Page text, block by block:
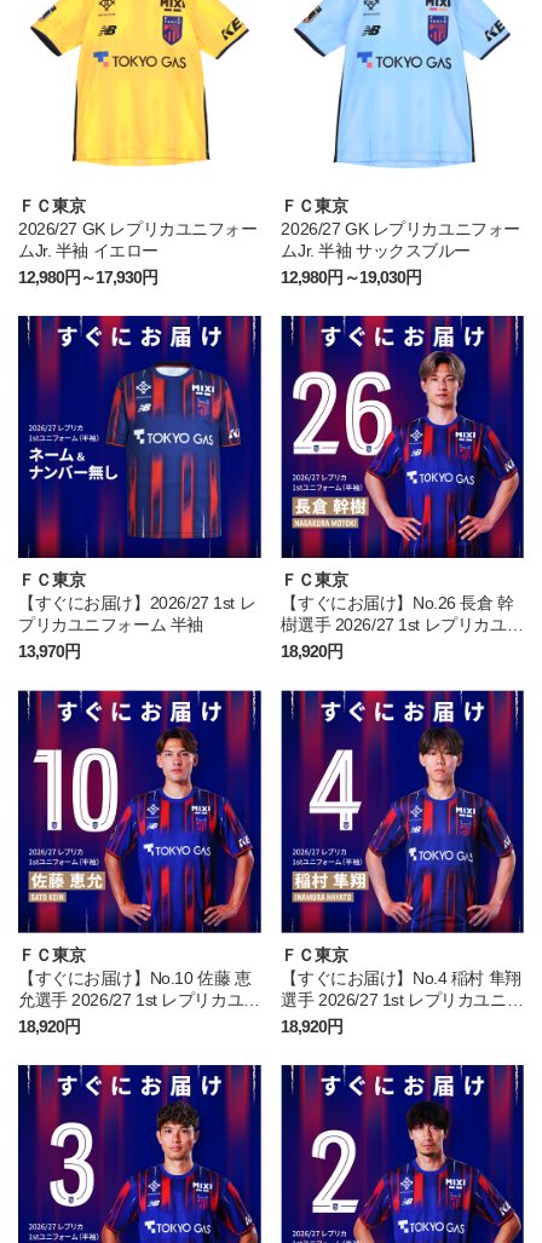
ＦＣ東京
2026/27 GK レプリカユニフォー
ムJr. 半袖 イエロー
12,980円～17,930円
ＦＣ東京
2026/27 GK レプリカユニフォー
ムJr. 半袖 サックスブルー
12,980円～19,030円
ＦＣ東京
【すぐにお届け】2026/27 1st レ
プリカユニフォーム 半袖
13,970円
ＦＣ東京
【すぐにお届け】No.26 長倉 幹
樹選手 2026/27 1st レプリカユニ
フォーム 半袖
18,920円
ＦＣ東京
【すぐにお届け】No.10 佐藤 恵
允選手 2026/27 1st レプリカユニ
フォーム 半袖
18,920円
ＦＣ東京
【すぐにお届け】No.4 稲村 隼翔
選手 2026/27 1st レプリカユニフ
ォーム 半袖
18,920円